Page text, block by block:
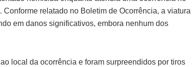
relatado no Boletim de Ocorrência, a viatura
em danos significativos, embora nenhum dos
local da ocorrência e foram surpreendidos por tiros